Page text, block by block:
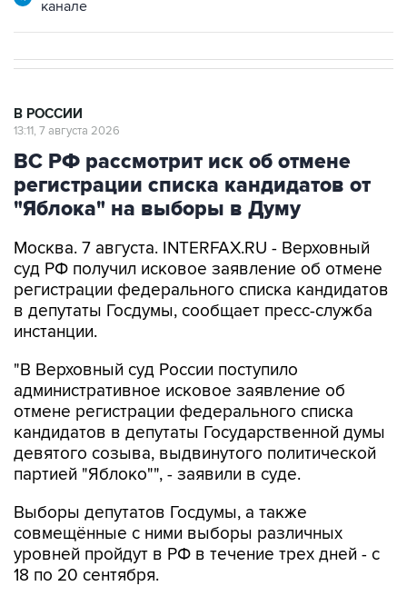
ВС РФ рассмотрит иск об отмене
регистрации списка кандидатов от
"Яблока" на выборы в Думу
Москва. 7 августа. INTERFAX.RU - Верховный
регистрации федерального списка кандидатов
в депутаты Госдумы, сообщает пресс-служба
инстанции.
"В Верховный суд России поступило
отмене регистрации федерального списка
кандидатов в депутаты Государственной думы
девятого созыва, выдвинутого политической
партией "Яблоко"", - заявили в суде.
Выборы депутатов Госдумы, а также
уровней пройдут в РФ в течение трех дней - с
18 по 20 сентября.
Центризбирком России